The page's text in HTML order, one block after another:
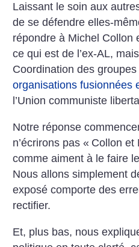
Laissant le soin aux
de se défendre elles-
répondre à Michel Collon
ce qui est de l’ex-AL,
Coordination des
organisations fusionnées
l’Union communiste
Notre réponse
n’écrirons pas « Collon et
comme aiment à le faire
Nous allons simplement
exposé comporte des
rectifier.
Et, plus bas, nous